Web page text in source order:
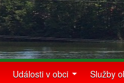
Události v obci Služby